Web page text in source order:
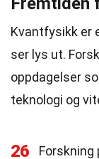
Kvantfysikk er
ser lys ut.
oppdagelser
teknologi og
26
Forskning